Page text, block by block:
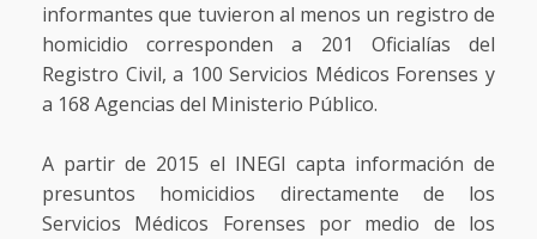
informantes que tuvieron al menos un registro de
homicidio corresponden a 201 Oficialías del
Registro Civil, a 100 Servicios Médicos Forenses y
a 168 Agencias del Ministerio Público.
A partir de 2015 el INEGI capta información de
presuntos homicidios directamente de los
Servicios Médicos Forenses por medio de los